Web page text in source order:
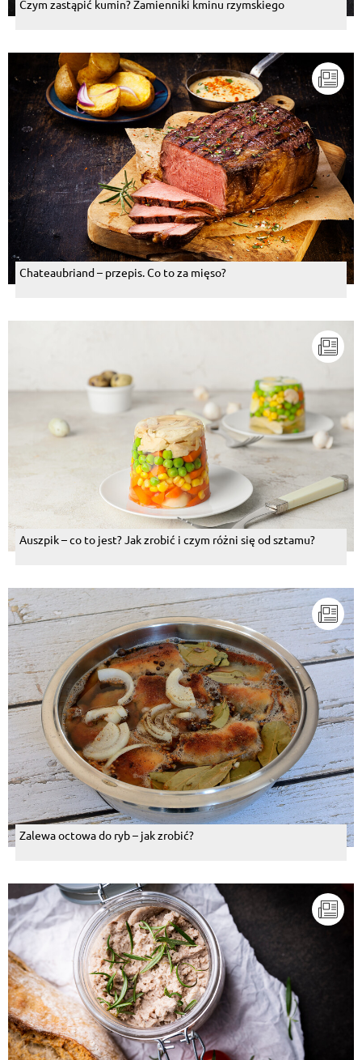
Czym zastąpić kumin? Zamienniki kminu rzymskiego
Chateaubriand – przepis. Co to za mięso?
Auszpik – co to jest? Jak zrobić i czym różni się od sztamu?
Zalewa octowa do ryb – jak zrobić?